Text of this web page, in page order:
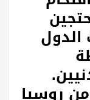
الدول
روسيا